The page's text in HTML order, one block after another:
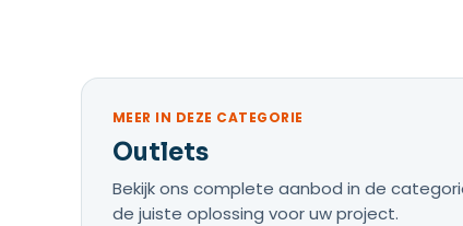
MEER IN DEZE CATEGORIE
Outlets
Bekijk ons complete aanbod in de
de juiste oplossing voor uw project.